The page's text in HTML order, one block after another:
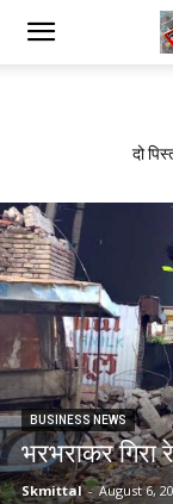
दो
BUSINESS NEWS
भरभराकर
Skmittal - August 6,